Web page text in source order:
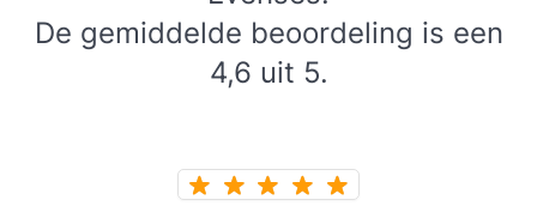
De gemiddelde beoordeling is een
4,6 uit 5.